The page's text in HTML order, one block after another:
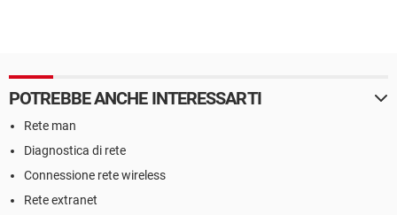
POTREBBE ANCHE INTERESSARTI
Rete man
Diagnostica di rete
Connessione rete wireless
Rete extranet